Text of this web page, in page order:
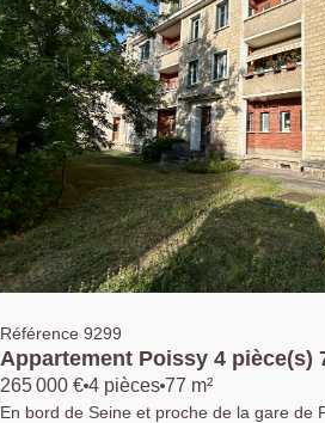
Référence 9299
Appartement Poissy 4 pièce(s)
265 000 € 4 pièces 77 m²
En bord de Seine et proche de la gare de